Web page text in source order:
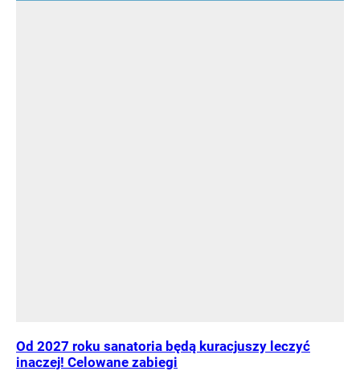
Od 2027 roku sanatoria będą kuracjuszy leczyć
inaczej! Celowane zabiegi